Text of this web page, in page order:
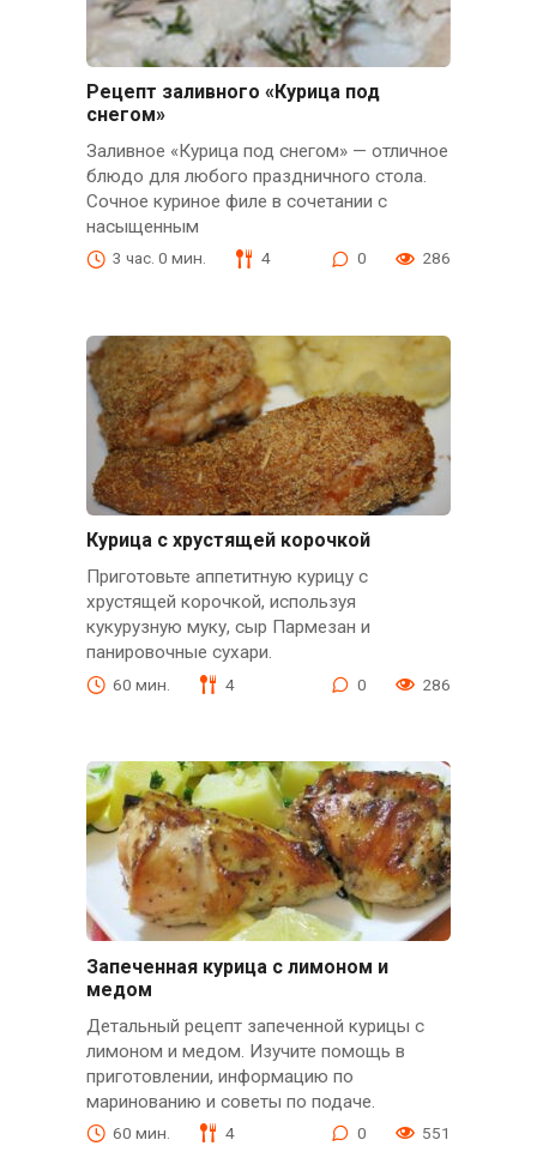
Рецепт заливного «Курица под
снегом»
Заливное «Курица под снегом» — отличное
блюдо для любого праздничного стола.
Сочное куриное филе в сочетании с
насыщенным
3 час. 0 мин. 4 0 286
Курица с хрустящей корочкой
Приготовьте аппетитную курицу с
хрустящей корочкой, используя
кукурузную муку, сыр Пармезан и
панировочные сухари.
60 мин. 4 0 286
Запеченная курица с лимоном и
медом
Детальный рецепт запеченной курицы с
лимоном и медом. Изучите помощь в
приготовлении, информацию по
маринованию и советы по подаче.
60 мин. 4 0 551